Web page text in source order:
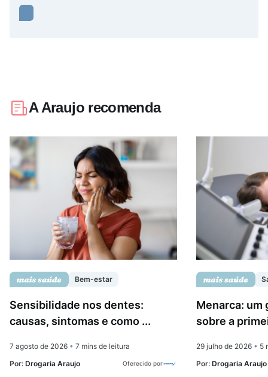
A Araujo recomenda
Bem-estar
Sensibilidade nos dentes:
causas, sintomas e como ...
7 agosto de 2026 • 7 mins de leitura
Por: Drogaria Araujo Oferecido por
Menarca: um
sobre a
29 julho de 2026 • 5
Por: Drogaria Araujo